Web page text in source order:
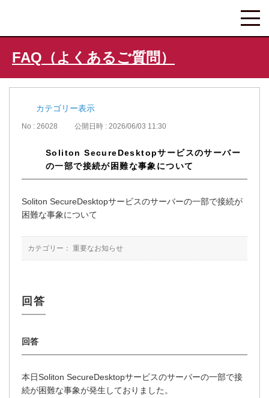
FAQ（よくあるご質問）
カテゴリー表示
No : 26028 公開日時 : 2026/06/03 11:30
Soliton SecureDesktopサービスのサーバー
の一部で接続が困難な事象について
Soliton SecureDesktopサービスのサーバーの一部で接続が
困難な事象について
カテゴリー： 重要なお知らせ
本日Soliton SecureDesktopサービスのサーバーの一部で接
続が困難な事象が発生しておりました。